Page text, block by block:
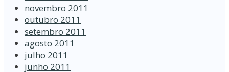
novembro 2011
outubro 2011
setembro 2011
agosto 2011
julho 2011
junho 2011